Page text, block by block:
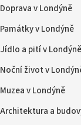
Doprava v Londýně
Památky v Londýně
Jídlo a pití v Londýně
Noční život v
Muzea v Londýně
Architektura a